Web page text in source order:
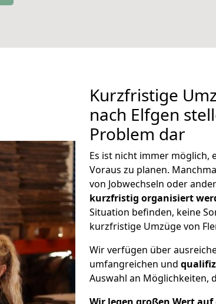
Kurzfristige
nach Elfgen
Problem dar
Es ist nicht immer möglich,
Voraus zu planen.
von Jobwechseln oder
kurzfristig organisiert
Situation befinden, keine
kurzfristige Umzüge von
Wir verfügen über
umfangreichen und
Auswahl an Möglichkeiten,